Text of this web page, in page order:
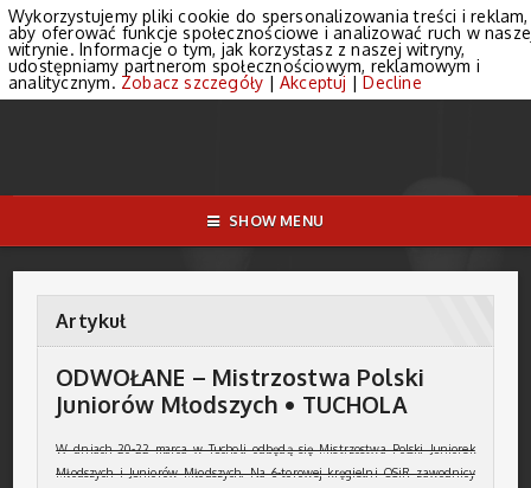
SHOW MENU
Artykuł
ODWOŁANE – Mistrzostwa Polski
Juniorów Młodszych • TUCHOLA
W dniach 20-22 marca w Tucholi odbędą się Mistrzostwa Polski Juniorek
Młodszych i Juniorów Młodszych. Na 6-torowej kręgielni OSiR zawodnicy
Wykorzystujemy pliki cookie do spersonalizowania treści i reklam,
aby oferować funkcje społecznościowe i analizować ruch w
witrynie. Informacje o tym, jak korzystasz z naszej witryny,
udostępniamy partnerom społecznościowym, reklamowym i
analitycznym. Zobacz szczegóły | Akceptuj |Decline